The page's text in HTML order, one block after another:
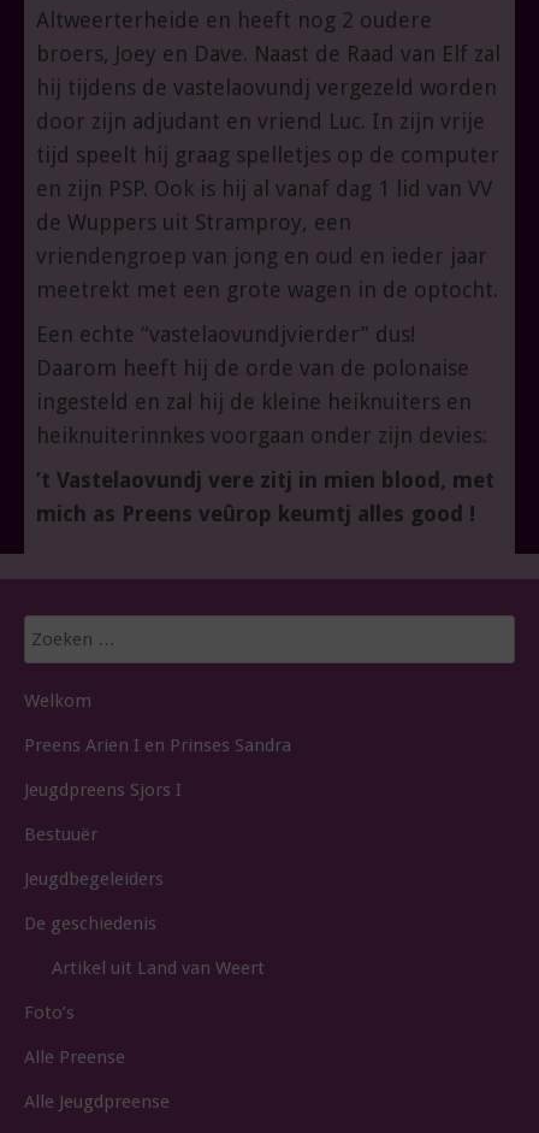
Altweerterheide en heeft nog 2 oudere
broers, Joey en Dave. Naast de Raad van Elf zal
hij tijdens de vastelaovundj vergezeld worden
door zijn adjudant en vriend Luc. In zijn vrije
tijd speelt hij graag spelletjes op de computer
en zijn PSP. Ook is hij al vanaf dag 1 lid van VV
de Wuppers uit Stramproy, een
vriendengroep van jong en oud en ieder jaar
meetrekt met een grote wagen in de optocht.
Een echte “vastelaovundjvierder” dus!
Daarom heeft hij de orde van de polonaise
ingesteld en zal hij de kleine heiknuiters en
heiknuiterinnkes voorgaan onder zijn devies:
’t Vastelaovundj vere zitj in mien blood, met
mich as Preens veûrop keumtj alles good !
Zoeken
Welkom
Preens Arien I en Prinses Sandra
Jeugdpreens Sjors I
Bestuuër
Jeugdbegeleiders
De geschiedenis
Artikel uit Land van Weert
Foto’s
Alle Preense
Alle Jeugdpreense